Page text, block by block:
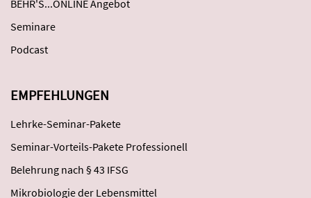
BEHR'S...ONLINE Angebot
Seminare
Podcast
EMPFEHLUNGEN
Lehrke-Seminar-Pakete
Seminar-Vorteils-Pakete Professionell
Belehrung nach § 43 IFSG
Mikrobiologie der Lebensmittel